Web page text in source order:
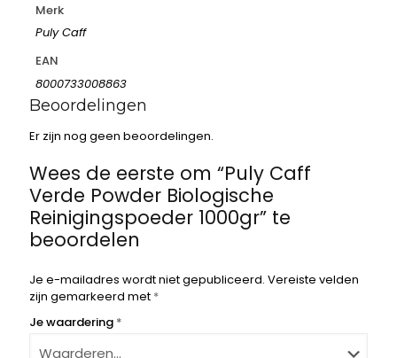
Merk
Puly Caff
EAN
8000733008863
Beoordelingen
Er zijn nog geen beoordelingen.
Wees de eerste om “Puly Caff
Verde Powder Biologische
Reinigingspoeder 1000gr” te
beoordelen
Je e-mailadres wordt niet gepubliceerd. Vereiste velden
zijn gemarkeerd met *
Je waardering *